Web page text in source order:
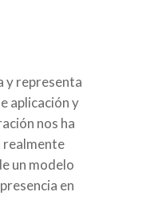
y representa
aplicación y
nos ha
realmente
un modelo
en